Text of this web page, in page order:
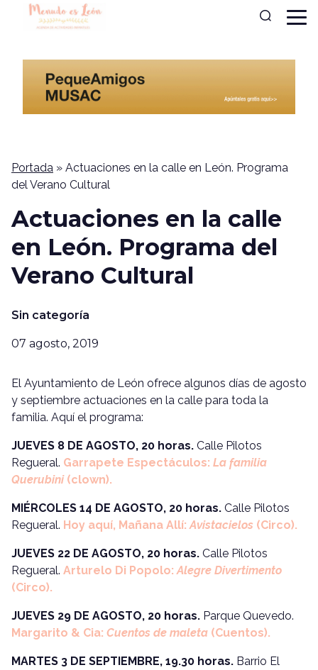
Portada » Actuaciones en la calle en León. Programa
del Verano Cultural
Actuaciones en la calle
en León. Programa del
Verano Cultural
Sin categoría
07 agosto, 2019
El Ayuntamiento de León ofrece algunos días de agosto
y septiembre actuaciones en la calle para toda la
familia. Aquí el programa:
JUEVES 8 DE AGOSTO, 20 horas. Calle Pilotos
Regueral. Garrapete Espectáculos: La familia
Querubini(clown).
MIÉRCOLES 14 DE AGOSTO, 20 horas. Calle Pilotos
Regueral. Hoy aquí, Mañana Allí: Avistacielos (Circo).
JUEVES 22 DE AGOSTO, 20 horas. Calle Pilotos
Regueral. Arturelo Di Popolo: Alegre Divertimento
(Circo).
JUEVES 29 DE AGOSTO, 20 horas. Parque Quevedo.
Margarito & Cia: Cuentos de maleta (Cuentos).
MARTES 3 DE SEPTIEMBRE, 19.30 horas. Barrio El